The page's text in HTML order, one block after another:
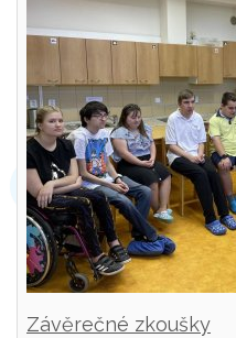
Závěrečné zkoušky